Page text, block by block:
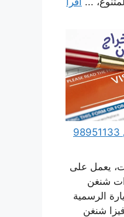
مكتب استخراج فيزا شنغن 98951133
يعمل على
شنغن
الرسمية
شنغن